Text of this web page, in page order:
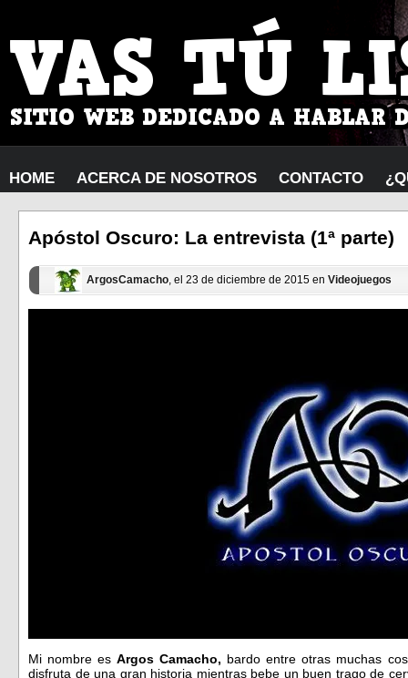
HOME ACERCA DE NOSOTROS CONTACTO
Apóstol Oscuro: La entrevista (1ª parte)
ArgosCamacho, el 23 de diciembre de 2015 en Videojuegos
Mi nombre es Argos Camacho, bardo entre otras muchas
disfruta de una gran historia mientras bebe un buen trago de